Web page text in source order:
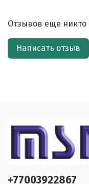
Отзывов еще никто
Написать отзыв
+77003922867